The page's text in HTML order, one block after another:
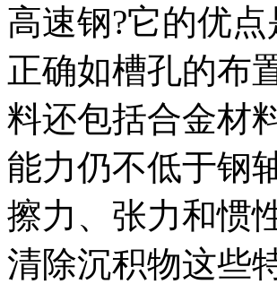
高速钢?它的优
正确如槽孔的布
料还包括合金材
能力仍不低于钢
擦力、张力和惯
清除沉积物这些